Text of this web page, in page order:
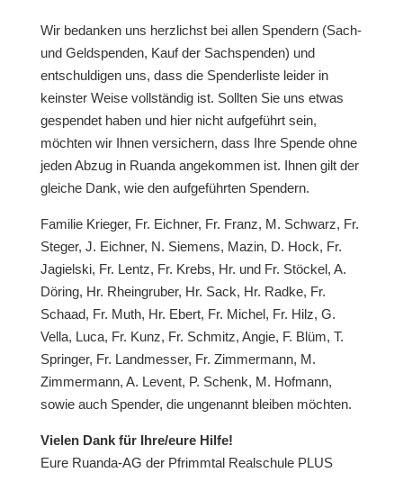
Wir bedanken uns herzlichst bei allen Spendern (Sach-
und Geldspenden, Kauf der Sachspenden) und
entschuldigen uns, dass die Spenderliste leider in
keinster Weise vollständig ist. Sollten Sie uns etwas
gespendet haben und hier nicht aufgeführt sein,
möchten wir Ihnen versichern, dass Ihre Spende ohne
jeden Abzug in Ruanda angekommen ist. Ihnen gilt der
gleiche Dank, wie den aufgeführten Spendern.
Familie Krieger, Fr. Eichner, Fr. Franz, M. Schwarz, Fr.
Steger, J. Eichner, N. Siemens, Mazin, D. Hock, Fr.
Jagielski, Fr. Lentz, Fr. Krebs, Hr. und Fr. Stöckel, A.
Döring, Hr. Rheingruber, Hr. Sack, Hr. Radke, Fr.
Schaad, Fr. Muth, Hr. Ebert, Fr. Michel, Fr. Hilz, G.
Vella, Luca, Fr. Kunz, Fr. Schmitz, Angie, F. Blüm, T.
Springer, Fr. Landmesser, Fr. Zimmermann, M.
Zimmermann, A. Levent, P. Schenk, M. Hofmann,
sowie auch Spender, die ungenannt bleiben möchten.
Vielen Dank für Ihre/eure Hilfe!
Eure Ruanda-AG der Pfrimmtal Realschule PLUS